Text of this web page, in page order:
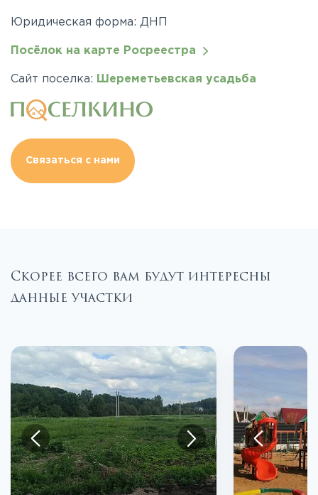
Юридическая форма: ДНП
Посёлок на карте Росреестра
Сайт поселка: Шереметьевская усадьба
Связаться с нами
Скорее всего вам будут интересны
данные участки